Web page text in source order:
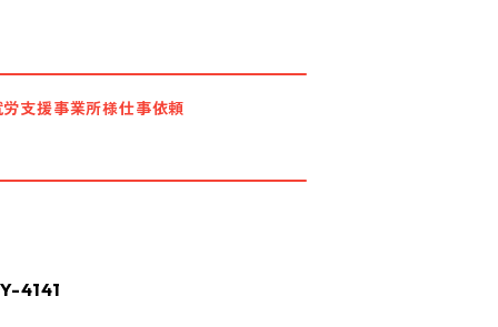
労支援事業所様仕事依頼
4141